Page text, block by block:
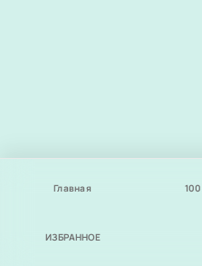
Главная 100
ИЗБРАННОЕ